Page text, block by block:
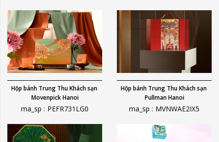
Hộp bánh Trung Thu Khách sạn
Movenpick Hanoi
ma_sp : PEFR731LG0
Hộp bánh Trung Thu Khách sạn
Pullman Hanoi
ma_sp : MVNWAE2IX5